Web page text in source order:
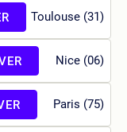
Toulouse (31)
Nice (06)
Paris (75)